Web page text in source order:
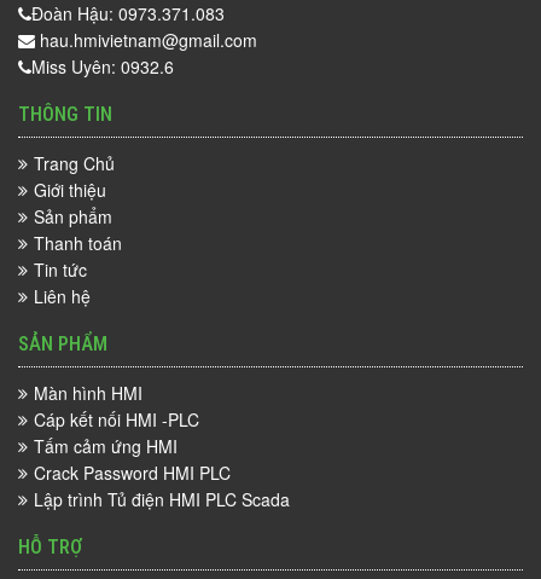
Đoàn Hậu: 0973.371.083
hau.hmivietnam@gmail.com
Miss Uyên: 0932.6
THÔNG TIN
Trang Chủ
Giới thiệu
Sản phẩm
Thanh toán
Tin tức
Liên hệ
SẢN PHẨM
Màn hình HMI
Cáp kết nối HMI -PLC
Tấm cảm ứng HMI
Crack Password HMI PLC
Lập trình Tủ điện HMI PLC Scada
HỖ TRỢ